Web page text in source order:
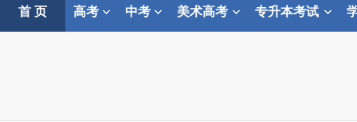
首 页 高考 中考 美术高考 专升本考试